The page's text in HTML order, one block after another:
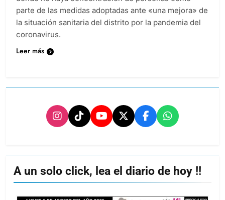
parte de las medidas adoptadas ante «una mejora» de
la situación sanitaria del distrito por la pandemia del
coronavirus.
Leer más
A un solo click, lea el diario de hoy !!